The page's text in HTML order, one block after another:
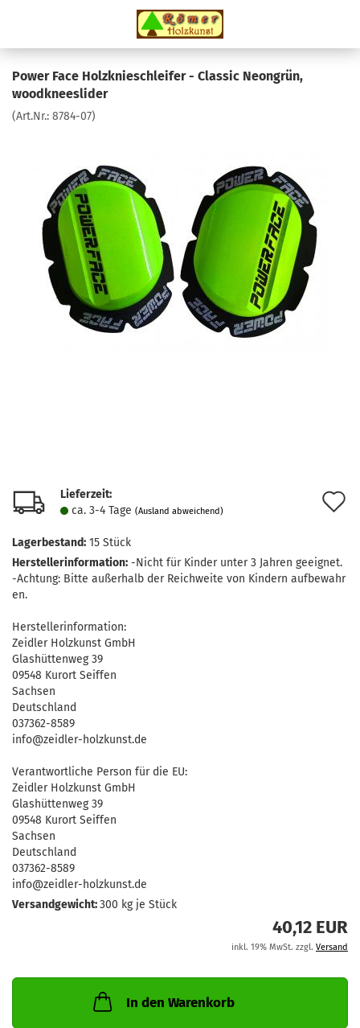
Power Face Holzknieschleifer - Classic Neongrün,
woodkneeslider
(Art.Nr.: 8784-07)
Lieferzeit:
ca. 3-4 Tage (Ausland abweichend)
Lagerbestand: 15 Stück
Herstellerinformation: -Nicht für Kinder unter 3 Jahren geeignet.
-Achtung: Bitte außerhalb der Reichweite von Kindern aufbewahr
en.
Herstellerinformation:
Zeidler Holzkunst GmbH
Glashüttenweg 39
09548 Kurort Seiffen
Sachsen
Deutschland
037362-8589
info@zeidler-holzkunst.de
Verantwortliche Person für die EU:
Zeidler Holzkunst GmbH
Glashüttenweg 39
09548 Kurort Seiffen
Sachsen
Deutschland
037362-8589
info@zeidler-holzkunst.de
Versandgewicht:300 kg je Stück
40,12 EUR
inkl. 19% MwSt. zzgl. Versand
In den Warenkorb